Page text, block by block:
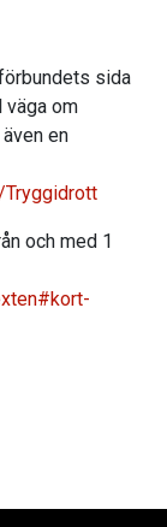
sida
väga om
en
och med 1